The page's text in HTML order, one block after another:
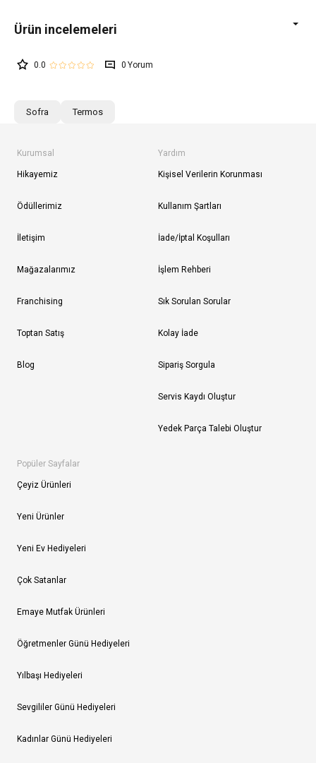
0.0 0
Sofra Termos
Kurumsal
Hikayemiz
Ödüllerimiz
İletişim
Mağazalarımız
Franchising
Toptan Satış
Blog
Yardım
Kişisel Verilerin Korunması
Kullanım Şartları
İade/İptal Koşulları
İşlem Rehberi
Sık Sorulan Sorular
Kolay İade
Sipariş Sorgula
Servis Kaydı Oluştur
Yedek Parça Talebi Oluştur
Popüler Sayfalar
Çeyiz Ürünleri
Yeni Ürünler
Yeni Ev Hediyeleri
Çok Satanlar
Emaye Mutfak Ürünleri
Öğretmenler Günü Hediyeleri
Yılbaşı Hediyeleri
Sevgililer Günü Hediyeleri
Kadınlar Günü Hediyeleri